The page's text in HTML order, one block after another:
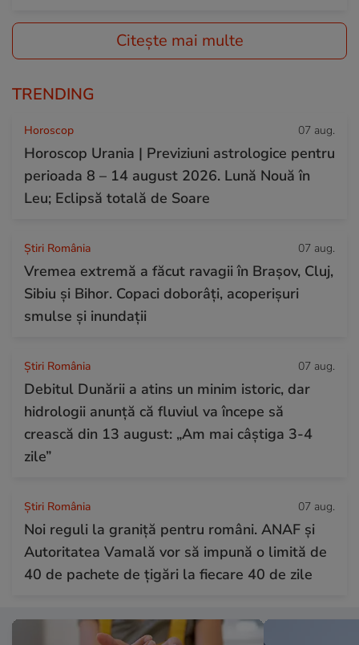
Citește mai multe
TRENDING
Horoscop 07 aug.
Horoscop Urania | Previziuni astrologice pentru
perioada 8 – 14 august 2026. Lună Nouă în
Leu; Eclipsă totală de Soare
Știri România 07 aug.
Vremea extremă a făcut ravagii în Brașov, Cluj,
Sibiu și Bihor. Copaci doborâți, acoperișuri
smulse și inundații
Știri România 07 aug.
Debitul Dunării a atins un minim istoric, dar
hidrologii anunță că fluviul va începe să
crească din 13 august: „Am mai câștiga 3-4
zile”
Știri România 07 aug.
Noi reguli la graniță pentru români. ANAF și
Autoritatea Vamală vor să impună o limită de
40 de pachete de țigări la fiecare 40 de zile